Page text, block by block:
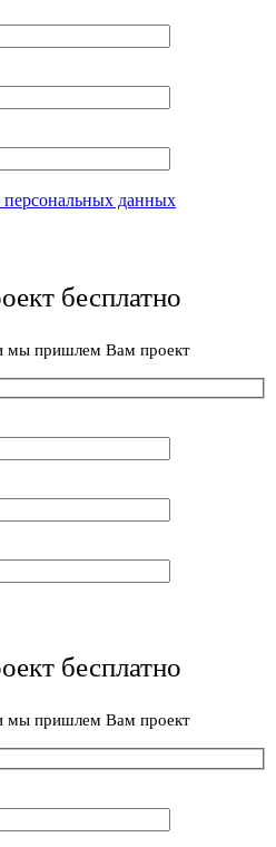
персональных данных
бесплатно
мы пришлем Вам проект
бесплатно
мы пришлем Вам проект